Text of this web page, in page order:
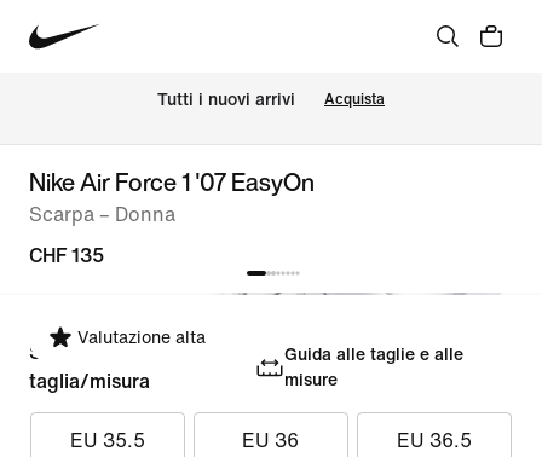
Tutti i nuovi arrivi Acquista
Nike Air Force 1 '07 EasyOn
Scarpa – Donna
CHF 135
Valutazione alta
Seleziona la
taglia/misura
Guida alle taglie e alle
misure
EU 35.5 EU 36 EU 36.5